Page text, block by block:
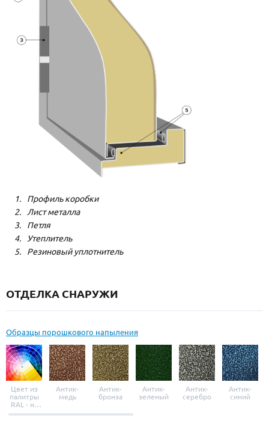
Профиль коробки
Лист металла
Петля
Утеплитель
Резиновый уплотнитель
ОТДЕЛКА СНАРУЖИ
Образцы порошкового напыления
Цвет из
палитры
RAL - на
выбор
Антик-
медь
Антик-
бронза
Антик-
зеленый
Антик-
серебро
Антик-
синий